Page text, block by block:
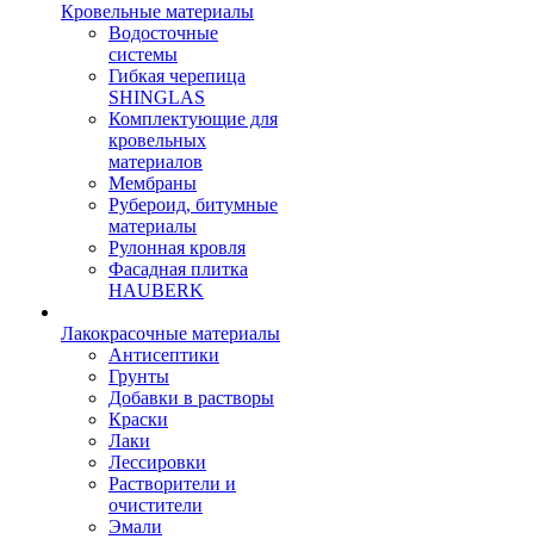
Кровельные материалы
Водосточные
системы
Гибкая черепица
SHINGLAS
Комплектующие для
кровельных
материалов
Мембраны
Рубероид, битумные
материалы
Рулонная кровля
Фасадная плитка
HAUBERK
Лакокрасочные материалы
Антисептики
Грунты
Добавки в растворы
Краски
Лаки
Лессировки
Растворители и
очистители
Эмали